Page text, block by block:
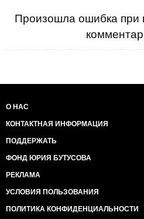
Произошла ошибка при
О НАС
КОНТАКТНАЯ ИНФОРМАЦИЯ
ПОДДЕРЖАТЬ
ФОНД ЮРИЯ БУТУСОВА
РЕКЛАМА
УСЛОВИЯ ПОЛЬЗОВАНИЯ
ПОЛИТИКА КОНФИДЕНЦИАЛЬНОСТИ